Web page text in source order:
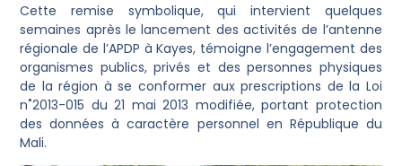
Cette remise symbolique, qui intervient quelques
semaines après le lancement des activités de l’antenne
régionale de l’APDP à Kayes, témoigne l’engagement des
organismes publics, privés et des personnes physiques
de la région à se conformer aux prescriptions de la Loi
n˚2013-015 du 21 mai 2013 modifiée, portant protection
des données à caractère personnel en République du
Mali.